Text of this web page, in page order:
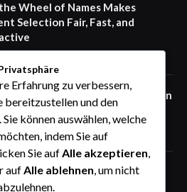
Wheel of Names Makes
Selection Fair, Fast, and
ein Auto mit Fahrer in Südindien
Wahl ist
6, 2026
Erfahrungen Monatliche
und Rückkaufoption
Erfahrung zu verbessern,
bereitzustellen und den
können auswählen, welche
indem Sie auf
Sie aufAlle akzeptieren,
aufAlle ablehnen, um nicht